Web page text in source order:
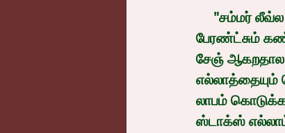
பேரண்ட்சும்
சேஞ் ஆகறதால
எல்லாத்தையும்
லாபம்
ஸ்டாக்ஸ்